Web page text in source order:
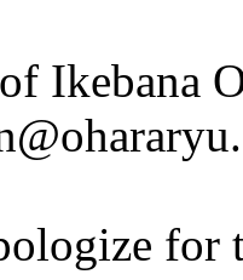
Ikebana
for